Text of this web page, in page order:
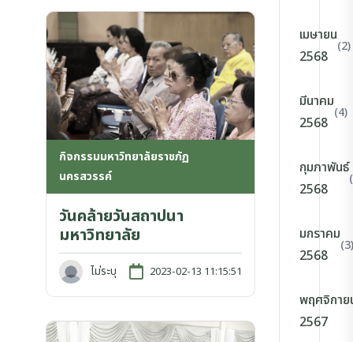
กิจกรรมมหาวิทยาลัยราชภัฏ
นครสวรรค์
วันคล้ายวันสถาปนา
มหาวิทยาลัย
ไม่ระบุ 2023-02-13 11:15:51
เมษายน
2568
(2)
มีนาคม
2568
(4)
กุมภาพันธ์
2568
มกราคม
2568
(3)
พฤศจิกาย
2567